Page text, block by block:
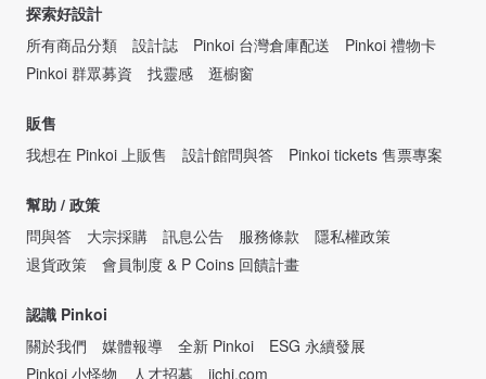
探索好設計
所有商品分類
設計誌 Pinkoi 台灣倉庫配送
Pinkoi 禮物卡
Pinkoi 群眾募資
找靈感 逛櫥窗
販售
我想在 Pinkoi 上販售
設計館問與答 Pinkoi tickets 售票專案
幫助 / 政策
問與答
大宗採購 訊息公告 服務條款
隱私權政策
退貨政策
會員制度 & P Coins 回饋計畫
認識 Pinkoi
關於我們
媒體報導 全新 Pinkoi
ESG 永續發展
Pinkoi 小怪物
人才招募 iichi.com